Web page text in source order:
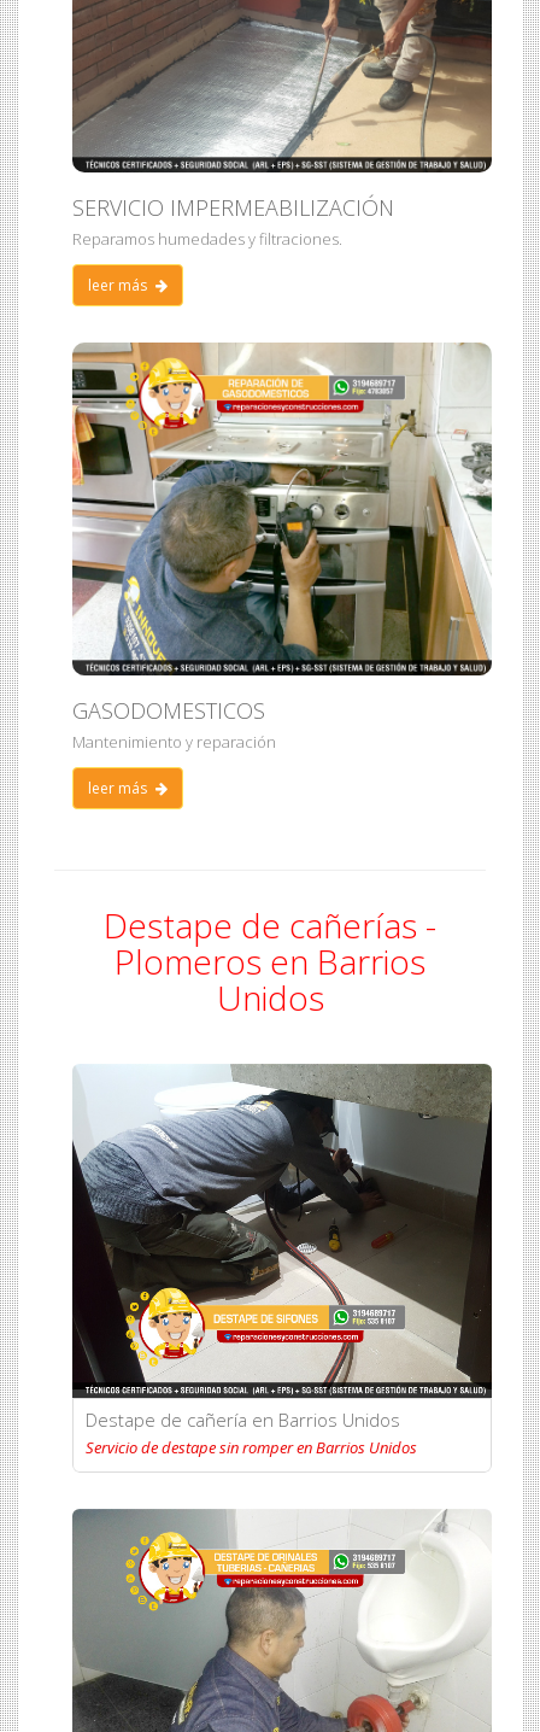
SERVICIO IMPERMEABILIZACIÓN
Reparamos humedades y filtraciones.
leer más
GASODOMESTICOS
Mantenimiento y reparación
leer más
Destape de cañerías -
Plomeros en Barrios
Unidos
Destape de cañería en Barrios Unidos
Servicio de destape sin romper en Barrios Unidos